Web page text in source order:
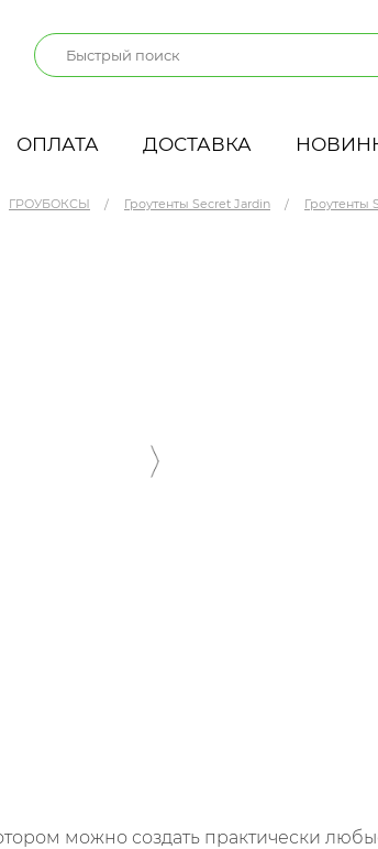
ОПЛАТА ДОСТАВКА
ГРОУБОКСЫ Гроутенты Secret Jardin Гроутенты
можно создать практически